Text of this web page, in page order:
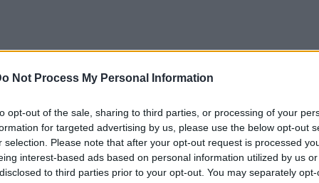
Not Process My Personal Information
opt-out of the sale, sharing to third parties, or processing of your
for targeted advertising by us, please use the below opt-out
selection. Please note that after your opt-out request is processed
interest-based ads based on personal information utilized by us
to third parties prior to your opt-out. You may separately
του «Survivor» ανέβασε μία
έξοδό τους από το μαιευτήριο και
πέρασαν. Η Μαριαλένα Ρουμελιώτη
της, διότι ανέβασε υψηλό πυρετό
το γεγονός αυτό τους προκάλεσε